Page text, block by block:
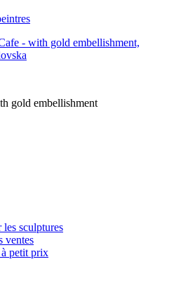
gold embellishment
sculptures
ventes
petit prix